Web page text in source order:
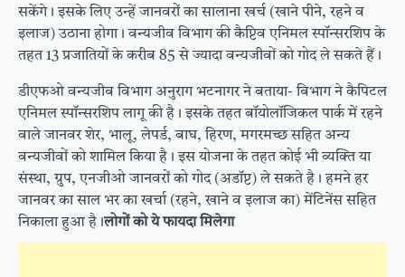
सकेंगे। इसके लिए उन्हें जानवरों का सालाना खर्च (खाने पीने, रहने व
इलाज) उठाना होगा। वन्यजीव विभाग की कैप्टिव एनिमल स्पॉन्सरशिप के
तहत 13 प्रजातियों के करीब 85 से ज्यादा वन्यजीवों को गोद ले सकते हैं।
डीएफओ वन्यजीव विभाग अनुराग भटनागर ने बताया- विभाग ने कैपिटल
एनिमल स्पॉन्सरशिप लागू की है। इसके तहत बॉयोलॉजिकल पार्क में रहने
वाले जानवर शेर, भालू, लेपर्ड, बाघ, हिरण, मगरमच्छ सहित अन्य
वन्यजीवों को शामिल किया है। इस योजना के तहत कोई भी व्यक्ति या
संस्था, ग्रुप, एनजीओ जानवरों को गोद (अडॉप्ट) ले सकते है। हमने हर
जानवर का साल भर का खर्चा (रहने, खाने व इलाज का) मेंटिनेंस सहित
निकाला हुआ है।लोगों को ये फायदा मिलेगा